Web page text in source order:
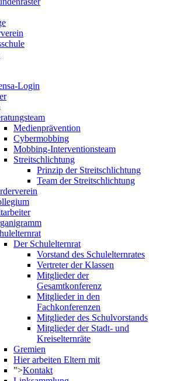
Login
Medienprävention
Cybermobbing
Mobbing-Interventionsteam
Streitschlichtung
Prinzip der Streitschlichtung
Team der Streitschlichtung
Der Schulelternrat
Vorstand des Schulelternrates
Vertreter der Klassen
Mitglieder der
Gesamtkonferenz
Mitglieder in den
Fachkonferenzen
Mitglieder des Schulvorstands
Mitglieder der Stadt- und
Kreiselternräte
Gremien
Hier arbeiten Eltern mit
">Kontakt